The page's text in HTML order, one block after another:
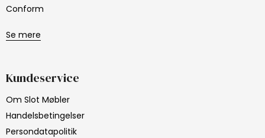
Conform
Se mere
Kundeservice
Om Slot Møbler
Handelsbetingelser
Persondatapolitik